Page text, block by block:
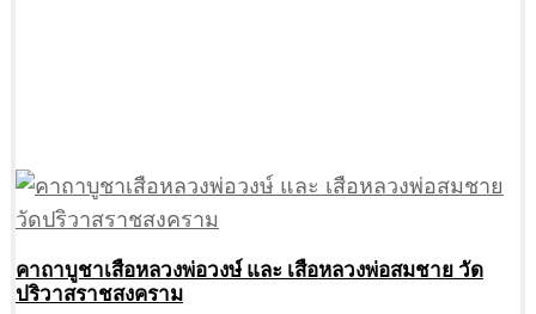
คาถาบูชาเสือหลวงพ่อวงษ์ และ เสือหลวงพ่อสมชาย วัด
ปริวาสราชสงคราม